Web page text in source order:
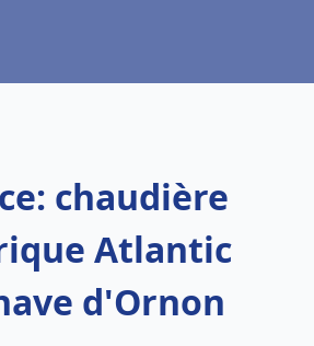
chaudière
Atlantic
d'Ornon